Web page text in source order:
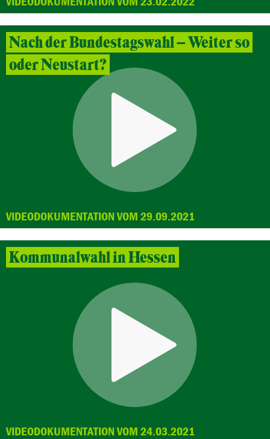
Nach der Bundestagswahl – Weiter so
oder Neustart?
VIDEODOKUMENTATION VOM 29.09.2021
Kommunalwahl in Hessen
VIDEODOKUMENTATION VOM 24.03.2021